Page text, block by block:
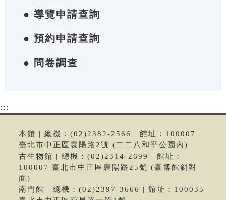
● 導覽申請查詢
● 預約申請查詢
● 問卷調查
:::
本館 | 總機：(02)2382-2566 | 館址：100007
臺北市中正區襄陽路2號 (二二八和平公園內)
古生物館 | 總機：(02)2314-2699 | 館址：
100007 臺北市中正區襄陽路25號 (臺博館斜對
面)
南門館 | 總機：(02)2397-3666 | 館址：100035